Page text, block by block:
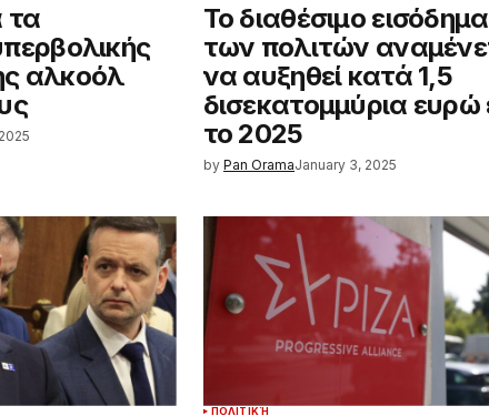
τα
αλκοόλ
Το διαθέσιμο εισόδημα
των πολιτών
να αυξηθεί κατά 1,5
δισεκατομμύρια
το 2025
by Pan OramaJanuary 3, 2025
ΠΟΛΙΤΙΚΉ